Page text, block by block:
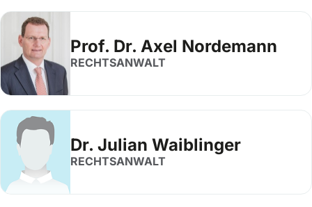
Prof. Dr. Axel Nordemann
RECHTSANWALT
Dr. Julian Waiblinger
RECHTSANWALT